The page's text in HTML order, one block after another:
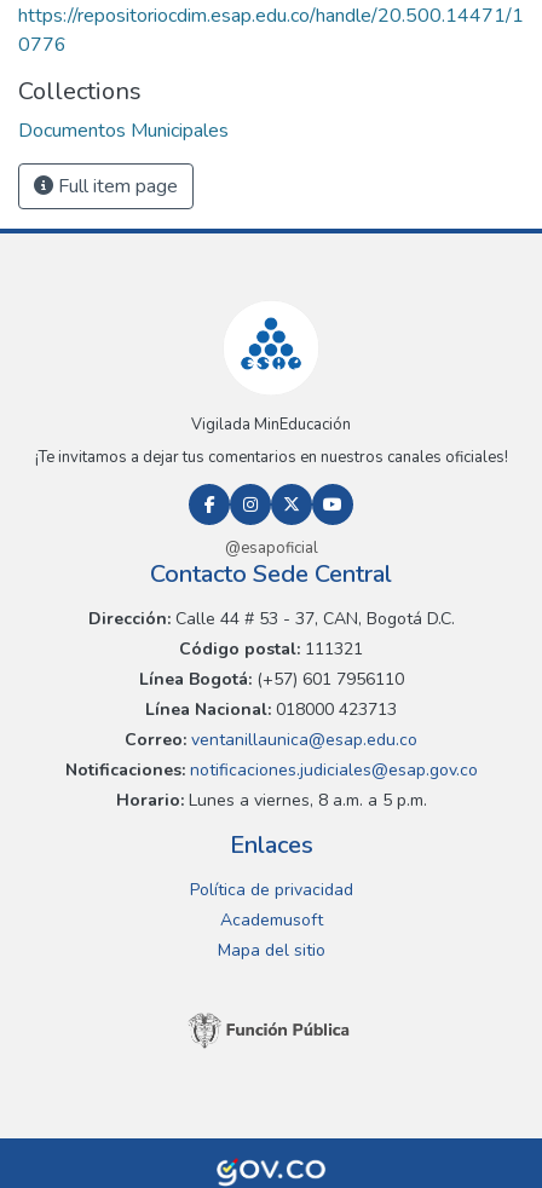
https://repositoriocdim.esap.edu.co/handle/20.500.14471/1
0776
Collections
Documentos Municipales
Full item page
Vigilada MinEducación
¡Te invitamos a dejar tus comentarios en nuestros canales oficiales!
@esapoficial
Contacto Sede Central
Dirección:Calle 44 # 53 - 37, CAN, Bogotá D.C.
Código postal: 111321
Línea Bogotá:(+57) 601 7956110
Línea Nacional: 018000 423713
Correo: ventanillaunica@esap.edu.co
Notificaciones:notificaciones.judiciales@esap.gov.co
Horario:Lunes a viernes, 8 a.m. a 5 p.m.
Enlaces
Política de privacidad
Academusoft
Mapa del sitio